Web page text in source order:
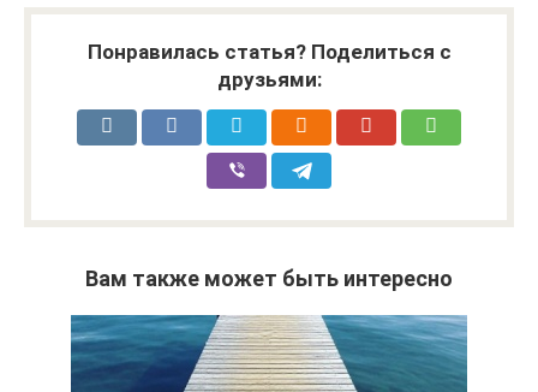
Понравилась статья? Поделиться с
друзьями:
Вам также может быть интересно